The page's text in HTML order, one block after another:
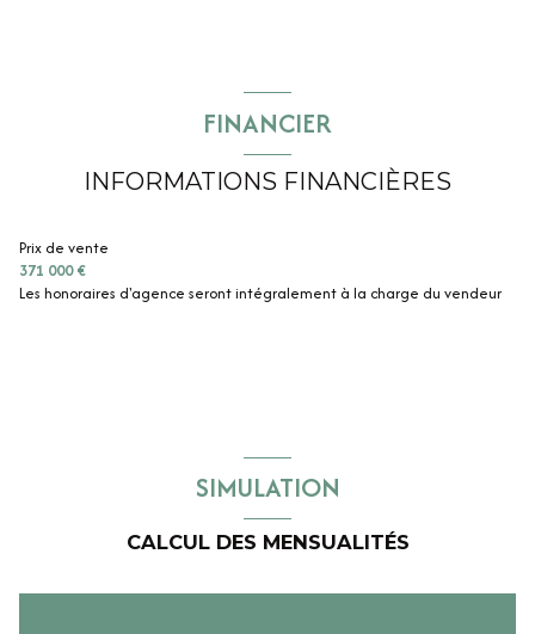
FINANCIER
INFORMATIONS FINANCIÈRES
Prix de vente
371 000 €
Les honoraires d'agence seront intégralement à la charge du vendeur
SIMULATION
CALCUL DES MENSUALITÉS